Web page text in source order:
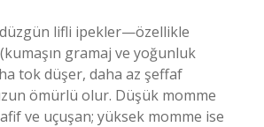
lifli ipekler—özellikle
gramaj ve yoğunluk
tok düşer, daha az şeffaf
ömürlü olur. Düşük momme
ve uçuşan; yüksek momme ise